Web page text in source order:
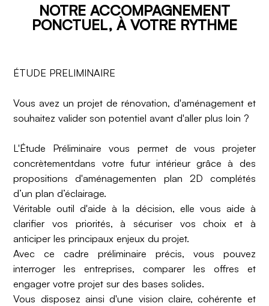
NOTRE ACCOMPAGNEMENT
PONCTUEL, À VOTRE RYTHME
ÉTUDE PRELIMINAIRE
Vous avez un projet de rénovation, d'aménagement et
souhaitez valider son potentiel avant d'aller plus loin ?
L'Étude Préliminaire vous permet de vous projeter
concrètementdans votre futur intérieur grâce à des
propositions d'aménagementen plan 2D complétés
d’un plan d’éclairage.
Véritable outil d'aide à la décision, elle vous aide à
clarifier vos priorités, à sécuriser vos choix et à
anticiper les principaux enjeux du projet.
Avec ce cadre préliminaire précis, vous pouvez
interroger les entreprises, comparer les offres et
engager votre projet sur des bases solides.
Vous disposez ainsi d'une vision claire, cohérente et